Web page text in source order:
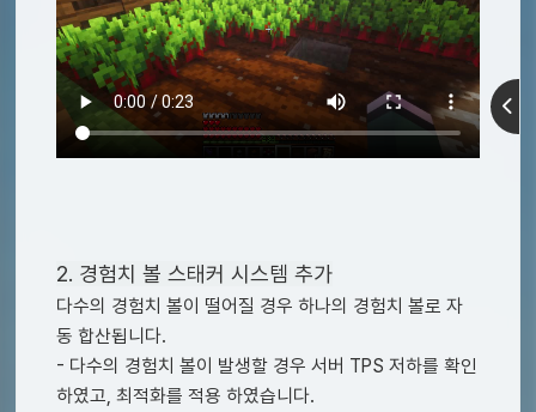
2. 경험치 볼 스태커 시스템 추가
다수의 경험치 볼이 떨어질 경우 하나의 경험치 볼로 자
동 합산됩니다.
- 다수의 경험치 볼이 발생할 경우 서버 TPS 저하를 확인
하였고, 최적화를 적용 하였습니다.